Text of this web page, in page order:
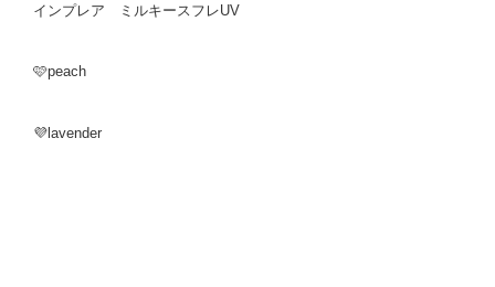
インプレア ミルキースフレUV
🩷peach
💜lavender